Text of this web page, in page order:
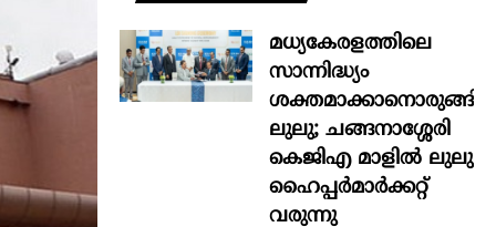
മധ്യകേരളത്തിലെ
സാന്നിദ്ധ്യം
ശക്തമാക്കാനൊരുങ്ങി
ലുലു; ചങ്ങനാശ്ശേരി
കെജിഎ മാളിൽ ലുലു
ഹൈപ്പർമാർക്കറ്റ്
വരുന്നു